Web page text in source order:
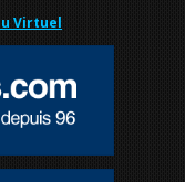
Virtuel